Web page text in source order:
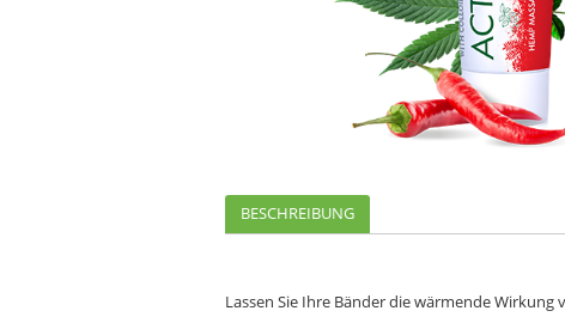
BESCHREIBUNG
Lassen Sie Ihre Bänder die wärmende